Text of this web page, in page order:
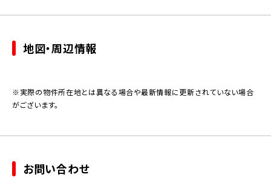
地図・周辺情報
※実際の物件所在地とは異なる場合や最新情報に更新されていない場合
がございます。
お問い合わせ